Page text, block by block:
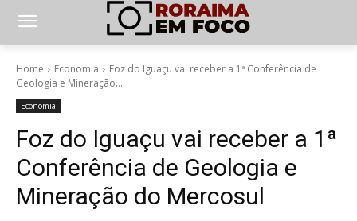
Home Economia
Foz do Iguaçu vai receber a 1ª Conferência de
Geologia e Mineração...
Economia
Foz do Iguaçu vai receber a 1ª
Conferência de Geologia e
Mineração do Mercosul